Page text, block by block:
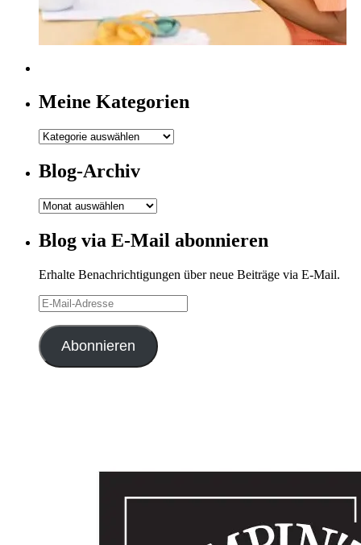
Meine Kategorien
Meine
Blog-Archiv
Blog-
Blog via E-Mail abonnieren
Erhalte Benachrichtigungen über neue Beiträge via E-Mail.
E-
Mail-
Adresse
Abonnieren